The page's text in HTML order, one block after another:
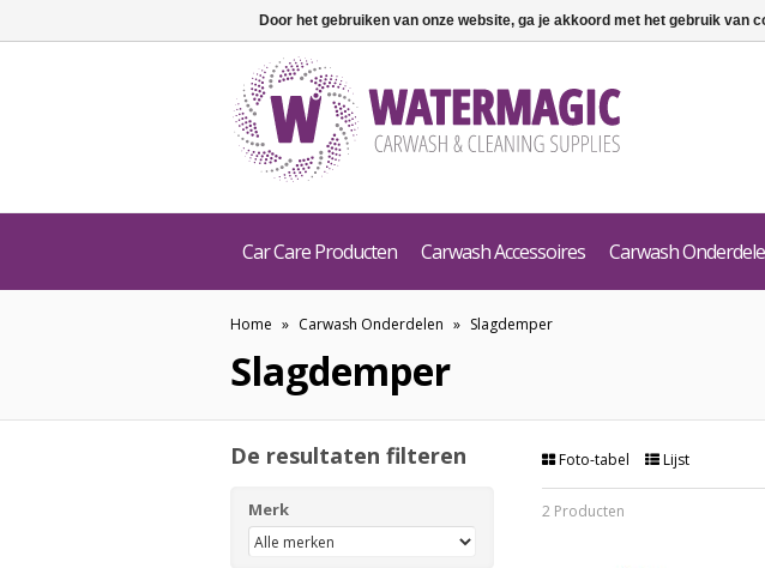
Car Care Producten Carwash Accessoires Carwash
Home » Carwash Onderdelen » Slagdemper
Slagdemper
Foto-tabel Lijst
2 Producten
De resultaten filteren
Merk
Door het gebruiken van onze website, ga je akkoord met het gebruik van